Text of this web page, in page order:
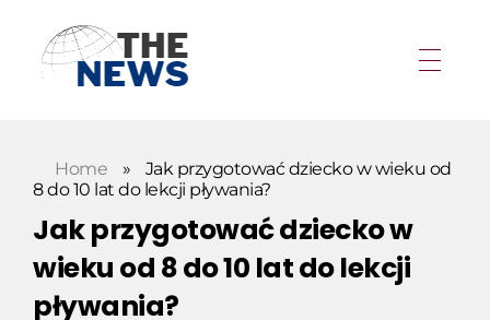
Home »
Jak przygotować dziecko w wieku od
8 do 10 lat do lekcji pływania?
Jak przygotować dziecko w
wieku od 8 do 10 lat do lekcji
pływania?